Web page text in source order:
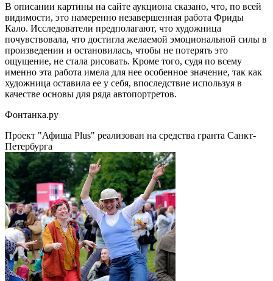
В описании картины на сайте аукциона сказано, что, по всей
видимости, это намеренно незавершенная работа Фриды
Кало. Исследователи предполагают, что художница
почувствовала, что достигла желаемой эмоциональной силы в
произведении и остановилась, чтобы не потерять это
ощущение, не стала рисовать. Кроме того, судя по всему
именно эта работа имела для нее особенное значение, так как
художница оставила ее у себя, впоследствие используя в
качестве основы для ряда автопортретов.
Фонтанка.ру
Проект "Афиша Plus" реализован на средства гранта Санкт-
Петербурга